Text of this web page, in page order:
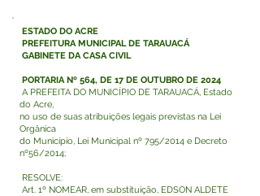
ESTADO DO ACRE
PREFEITURA MUNICIPAL DE TARAUACÁ
GABINETE DA CASA CIVIL
PORTARIA Nº 564, DE 17 DE OUTUBRO DE 2024
A PREFEITA DO MUNICÍPIO DE TARAUACÁ, Estado
do Acre,
no uso de suas atribuições legais previstas na Lei
Orgânica
do Município, Lei Municipal nº 795/2014 e Decreto
nº56/2014;
RESOLVE:
Art. 1º NOMEAR, em substituição, EDSON ALDETE